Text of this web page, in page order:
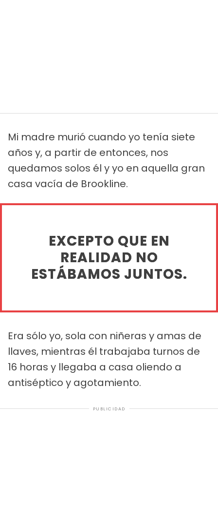
Mi madre murió cuando yo tenía siete
años y, a partir de entonces, nos
quedamos solos él y yo en aquella gran
casa vacía de Brookline.
EXCEPTO QUE EN
REALIDAD NO
ESTÁBAMOS JUNTOS.
Era sólo yo, sola con niñeras y amas de
llaves, mientras él trabajaba turnos de
16 horas y llegaba a casa oliendo a
antiséptico y agotamiento.
PUBLICIDAD